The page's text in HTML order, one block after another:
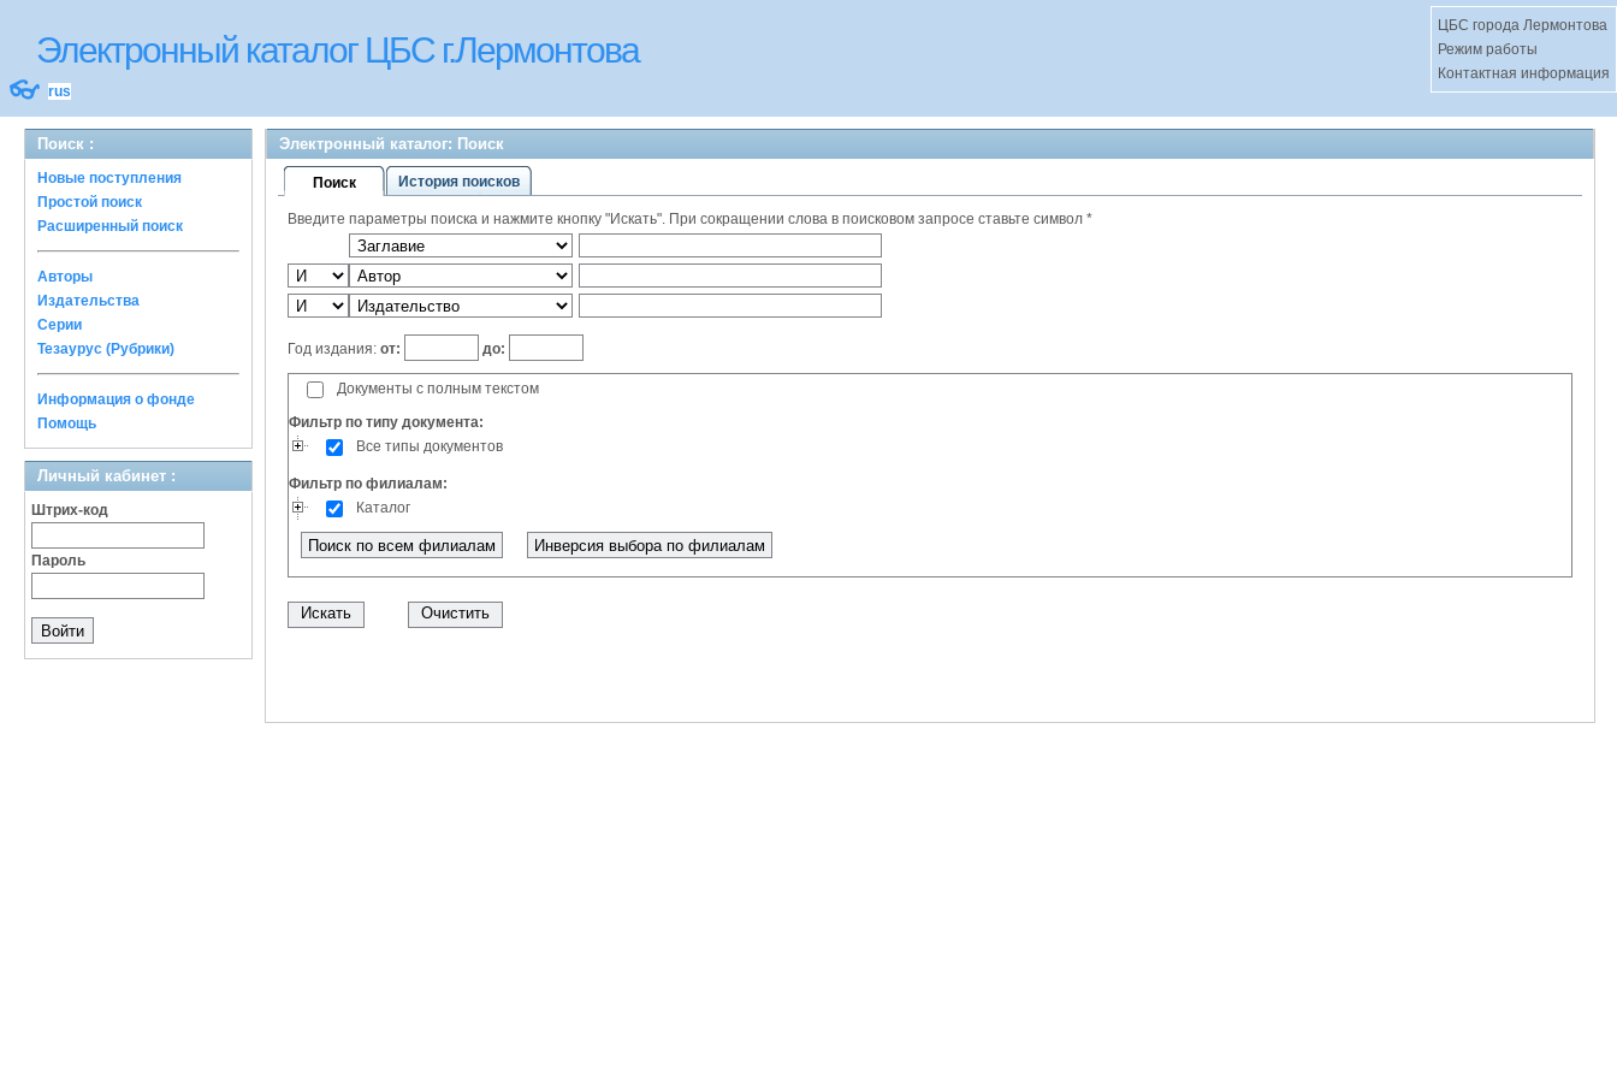
Электронный каталог ЦБС г.Лермонтова
👓 rus
ЦБС города Лермонтова
Режим работы
Контактная информация
Поиск :
Новые поступления
Простой поиск
Расширенный поиск
Авторы
Издательства
Серии
Тезаурус (Рубрики)
Информация о фонде
Помощь
Личный кабинет :
Штрих-код
Пароль
Электронный каталог: Поиск
Поиск История поисков
Введите параметры поиска и нажмите кнопку "Искать". При сокращении слова в поисковом запросе ставьте символ *
Год издания: от: до:
Документы с полным текстом
Фильтр по типу документа:
Все типы документов
Фильтр по филиалам:
Каталог
Поиск по всем филиалам Инверсия выбора по филиалам